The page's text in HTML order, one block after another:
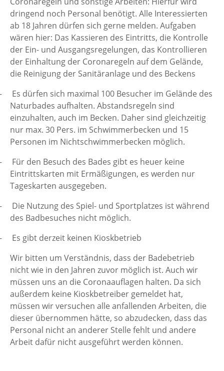
dringend noch Personal benötigt. Alle Interessierten
ab 18 Jahren dürfen sich gerne melden. Aufgaben
wären hier: Das Kassieren des Eintritts, die Kontrolle
der Ein- und Ausgangsregelungen, das Kontrollieren
der Einhaltung der Coronaregeln auf dem Gelände,
die Reinigung der Sanitäranlage und des Beckens
Es dürfen sich maximal 100 Besucher im Gelände des
Naturbades aufhalten. Abstandsregeln sind
einzuhalten, auch im Becken. Daher sind gleichzeitig
nur max. 30 Pers. im Schwimmerbecken und 15
Personen im Nichtschwimmerbecken möglich.
Für den Besuch des Bades gibt es heuer keine
Eintrittskarten mit Ermäßigungen, es werden nur
Tageskarten ausgegeben.
Die Nutzung des Spiel- und Sportplatzes ist während
des Badbesuches nicht möglich.
Es gibt derzeit keinen Kioskbetrieb
Wir bitten um Verständnis, dass der Badebetrieb
nicht wie in den Jahren zuvor möglich ist. Auch wir
müssen uns an die Coronaauflagen halten. Da sich
außerdem keine Kioskbetreiber gemeldet hat,
müssen wir versuchen alle anfallenden Arbeiten, die
dieser übernommen hätte, so abzudecken, dass das
Personal nicht an anderer Stelle fehlt und andere
Arbeit dafür nicht ausgeführt werden können.